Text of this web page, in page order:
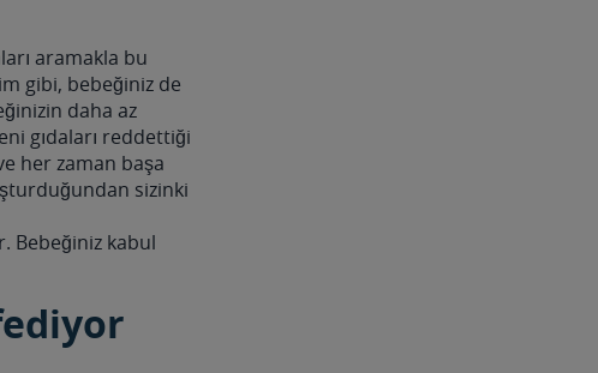
aramakla bu
gibi, bebeğiniz de
daha az
gıdaları reddettiği
her zaman başa
sizinki
Bebeğiniz kabul